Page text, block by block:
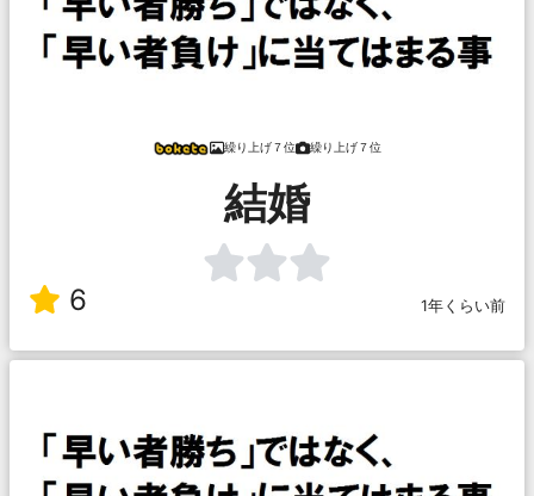
繰り上げ７位 繰り上げ７位
結婚
6 1年くらい前